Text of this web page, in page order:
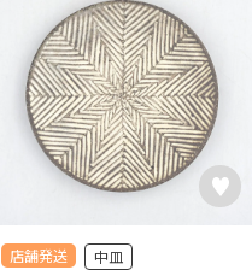
店舗発送 中皿